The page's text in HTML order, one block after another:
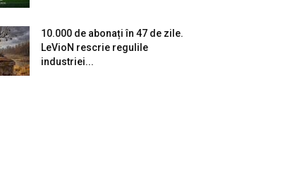
10.000 de abonați în 47 de zile.
LeVioN rescrie regulile
industriei...